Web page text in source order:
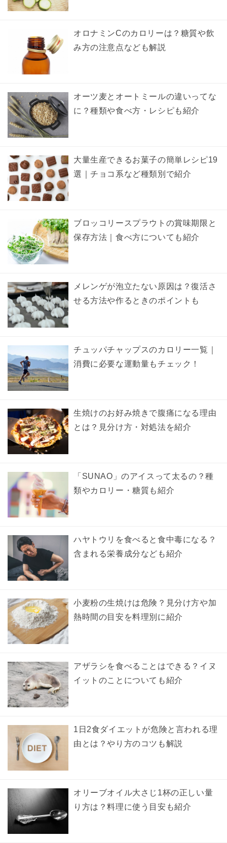
オロナミンCのカロリーは？糖質や飲
み方の注意点なども解説
オーツ麦とオートミールの違いってな
に？種類や食べ方・レシピも紹介
大量生産できるお菓子の簡単レシピ19
選｜チョコ系など種類別で紹介
ブロッコリースプラウトの賞味期限と
保存方法｜食べ方についても紹介
メレンゲが泡立たない原因は？復活さ
せる方法や作るときのポイントも
チュッパチャップスのカロリー一覧｜
消費に必要な運動量もチェック！
生焼けのお好み焼きで腹痛になる理由
とは？見分け方・対処法を紹介
「SUNAO」のアイスって太るの？種
類やカロリー・糖質も紹介
ハヤトウリを食べると食中毒になる？
含まれる栄養成分なども紹介
小麦粉の生焼けは危険？見分け方や加
熱時間の目安を料理別に紹介
アザラシを食べることはできる？イヌ
イットのことについても紹介
1日2食ダイエットが危険と言われる理
由とは？やり方のコツも解説
オリーブオイル大さじ1杯の正しい量
り方は？料理に使う目安も紹介